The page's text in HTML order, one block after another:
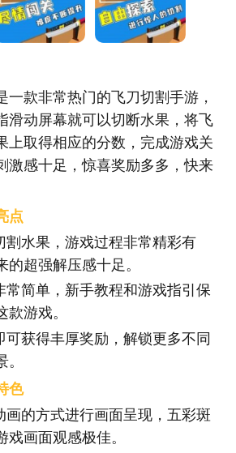
一款非常热门的飞刀切割手游，
滑动屏幕就可以切断水果，将飞
上取得相应的分数，完成游戏关
激感十足，惊喜奖励多多，快来
点
割水果，游戏过程非常精彩有
的超强解压感十足。
常简单，新手教程和游戏指引保
游戏。
可获得丰厚奖励，解锁更多不同
色
画的方式进行画面呈现，五彩斑
画面观感极佳。